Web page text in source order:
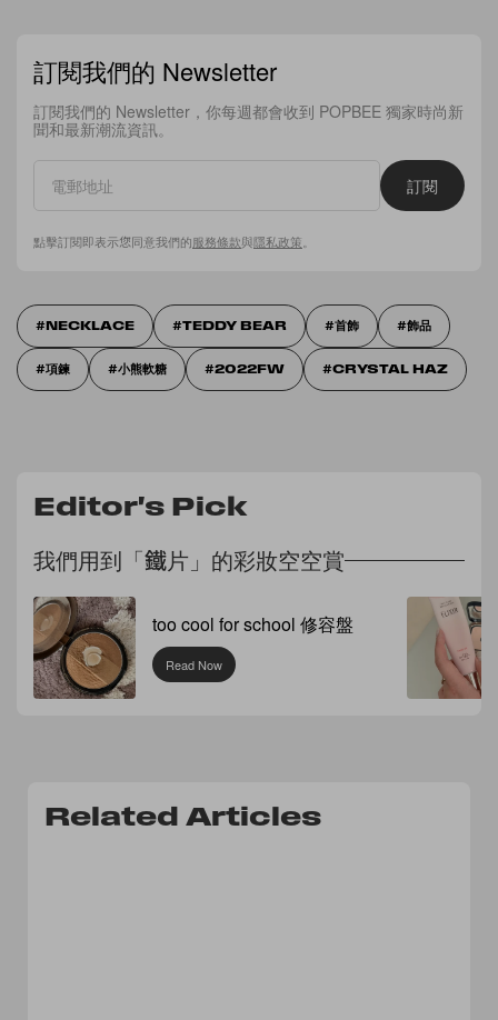
訂閱我們的 Newsletter
訂閱我們的 Newsletter，你每週都會收到 POPBEE 獨家時尚新
聞和最新潮流資訊。
訂閱
點擊訂閱即表示您同意我們的服務條款與隱私政策。
NECKLACE TEDDY BEAR 首飾 飾品
項鍊 小熊軟糖 2022FW CRYSTAL HAZ
Editor's Pick
我們用到「鐵片」的彩妝空空賞
too cool for school 修容盤
Read Now
Related Articles